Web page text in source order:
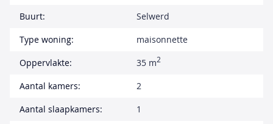
Buurt:
Selwerd
Type woning:
maisonnette
Oppervlakte:
35 m2
Aantal kamers:
2
Aantal slaapkamers:
1